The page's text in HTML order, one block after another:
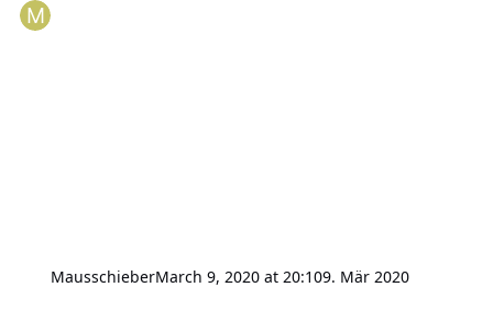
MausschieberMarch 9, 2020 at 20:109. Mär 2020